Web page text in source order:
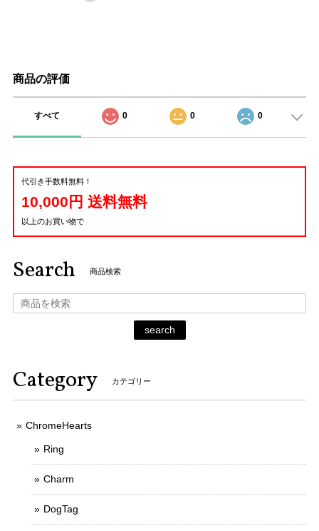
商品の評価
すべて 0 0 0
代引き手数料無料！
10,000円 送料無料
以上のお買い物で
Search 商品検索
search
Category カテゴリー
ChromeHearts
Ring
Charm
DogTag